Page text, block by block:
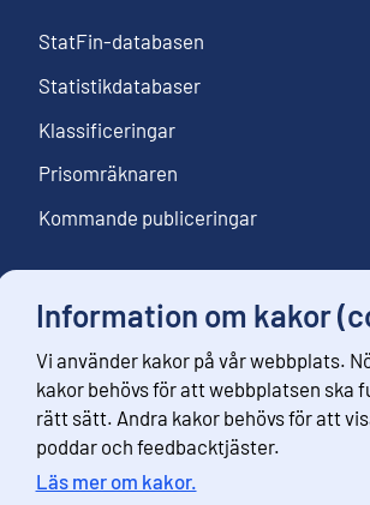
Information om kakor
Vi använder kakor på vår webbplats.
kakor behövs för att webbplatsen ska
rätt sätt. Andra kakor behövs för att
poddar och feedbacktjäster.
Läs mer om kakor.
StatFin-databasen
Statistikdatabaser
Klassificeringar
Prisomräknaren
Kommande publiceringar
Följ oss
Beställ nyhetsbrev